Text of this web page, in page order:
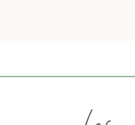
sur 5 basé